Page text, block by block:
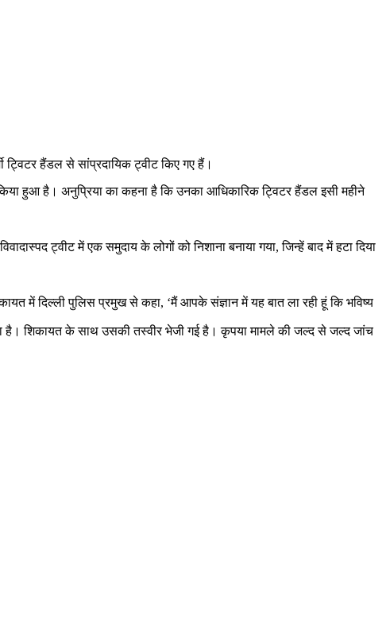
ट्विटर हैंडल से सांप्रदायिक ट्वीट किए गए हैं।
हुआ है। अनुप्रिया का कहना है कि उनका आधिकारिक ट्विटर हैंडल इसी महीने
ट्वीट में एक समुदाय के लोगों को निशाना बनाया गया, जिन्हें बाद में हटा दिया
में दिल्ली पुलिस प्रमुख से कहा, ‘मैं आपके संज्ञान में यह बात ला रही हूं कि भविष्य
है। शिकायत के साथ उसकी तस्वीर भेजी गई है। कृपया मामले की जल्द से जल्द जांच